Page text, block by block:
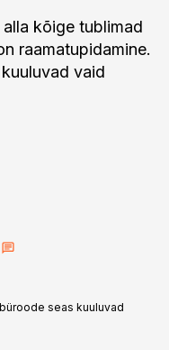
kõige tublimad
raamatupidamine.
vaid
seas kuuluvad